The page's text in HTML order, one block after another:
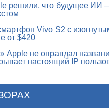
решили, что будущее ИИ
Vivo S2 с
от $420
Apple не оправдал
настоящий IP